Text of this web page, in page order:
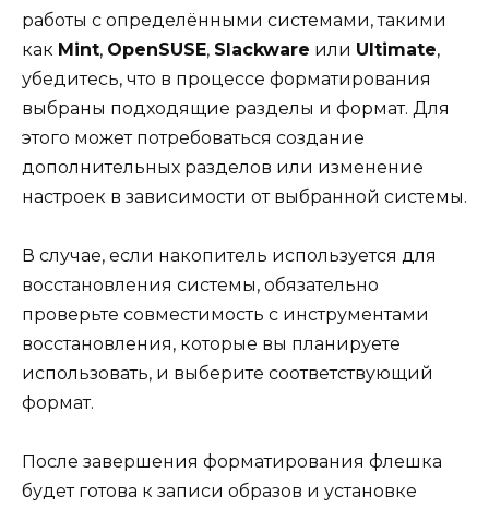
работы с определёнными системами, такими
как Mint, OpenSUSE, Slackware или Ultimate,
убедитесь, что в процессе форматирования
выбраны подходящие разделы и формат. Для
этого может потребоваться создание
дополнительных разделов или изменение
настроек в зависимости от выбранной системы.
В случае, если накопитель используется для
восстановления системы, обязательно
проверьте совместимость с инструментами
восстановления, которые вы планируете
использовать, и выберите соответствующий
формат.
После завершения форматирования флешка
будет готова к записи образов и установке